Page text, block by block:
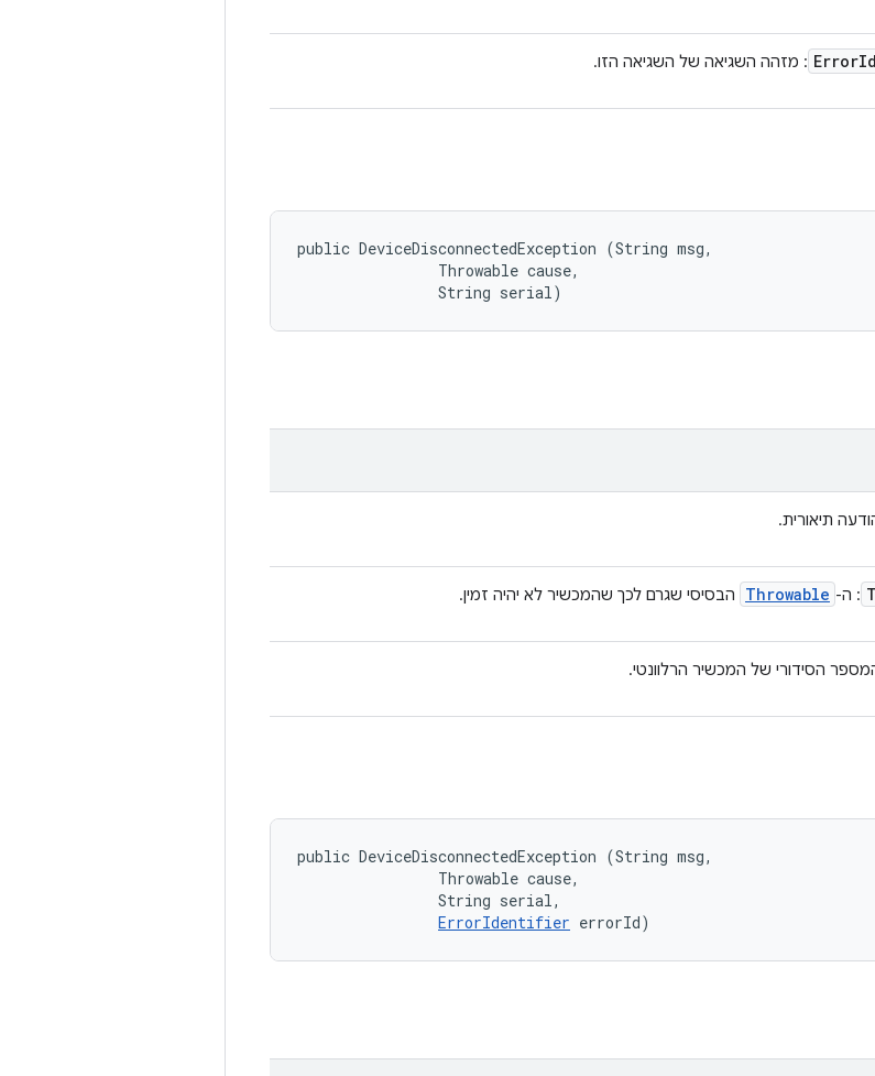
Error : מזהה השגיאה של השגיאה הזו.
public DeviceDisconnectedException (String msg,
                Throwable cause,
                String serial)
תיאורית.
: ה- Throwable הבסיסי שגרם לכך שהמכשיר לא יהיה זמין.
הסידורי של המכשיר הרלוונטי.
public DeviceDisconnectedException (String msg,
                Throwable cause,
                String serial,
ErrorIdentifier errorId)